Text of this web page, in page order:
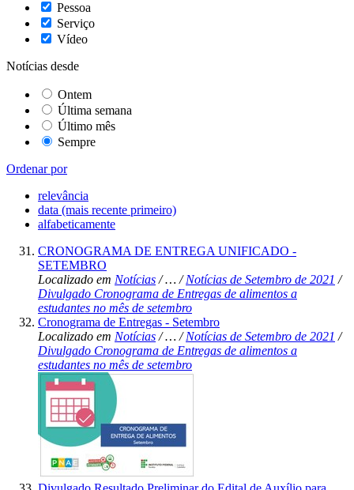
Pessoa
Serviço
Vídeo
Notícias desde
Ontem
Última semana
Último mês
Sempre
Ordenar por
relevância
data (mais recente primeiro)
alfabeticamente
CRONOGRAMA DE ENTREGA UNIFICADO -
SETEMBRO
Localizado em Notícias /…/Notícias de Setembro de 2021 /
Divulgado Cronograma de Entregas de alimentos a
estudantes no mês de setembro
Cronograma de Entregas - Setembro
Localizado em Notícias /…/Notícias de Setembro de 2021 /
Divulgado Cronograma de Entregas de alimentos a
estudantes no mês de setembro